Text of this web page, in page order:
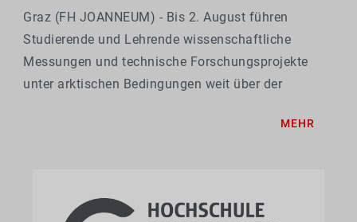
Graz (FH JOANNEUM) - Bis 2. August führen
Studierende und Lehrende wissenschaftliche
Messungen und technische Forschungsprojekte
unter arktischen Bedingungen weit über der
MEHR